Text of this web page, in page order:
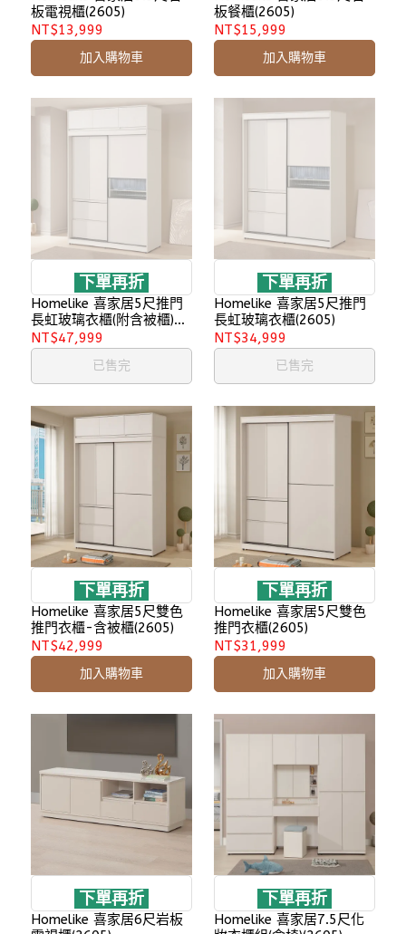
板電視櫃(2605)
NT$13,999
加入購物車
板餐櫃(2605)
NT$15,999
加入購物車
下單再折
Homelike 喜家居5尺推門
長虹玻璃衣櫃(附含被櫃)
(2605)
NT$47,999
已售完
下單再折
Homelike 喜家居5尺推門
長虹玻璃衣櫃(2605)
NT$34,999
已售完
下單再折
Homelike 喜家居5尺雙色
推門衣櫃-含被櫃(2605)
NT$42,999
加入購物車
下單再折
Homelike 喜家居5尺雙色
推門衣櫃(2605)
NT$31,999
加入購物車
下單再折
Homelike 喜家居6尺岩板
下單再折
Homelike 喜家居7.5尺化